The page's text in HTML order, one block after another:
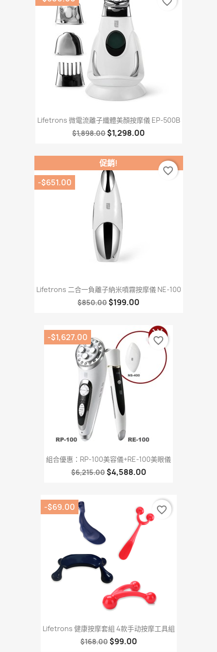
Lifetrons 微電流離子纖體美顏按摩儀 EP-500B
$1,898.00 $1,298.00
Lifetrons 二合一負離子納米噴霧按摩儀 NE-100
$850.00 $199.00
促銷!
-$651.00
favorite_border
組合優惠：RP-100美容儀+RE-100美眼儀
$6,215.00 $4,588.00
-$1,627.00 favorite_border
Lifetrons 健康按摩套組 4款手动按摩工具組
$168.00 $99.00
-$69.00 favorite_border